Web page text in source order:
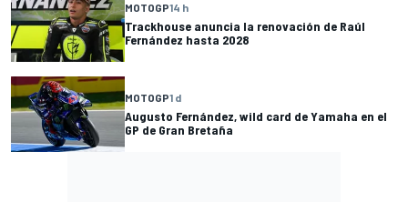
MOTOGP14 h
Trackhouse anuncia la renovación de Raúl
Fernández hasta 2028
MOTOGP1 d
Augusto Fernández, wild card de Yamaha en el
GP de Gran Bretaña